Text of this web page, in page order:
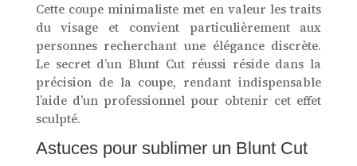
Cette coupe minimaliste met en valeur les traits
du visage et convient particulièrement aux
personnes recherchant une élégance discrète.
Le secret d’un Blunt Cut réussi réside dans la
précision de la coupe, rendant indispensable
l’aide d’un professionnel pour obtenir cet effet
sculpté.
Astuces pour sublimer un Blunt Cut